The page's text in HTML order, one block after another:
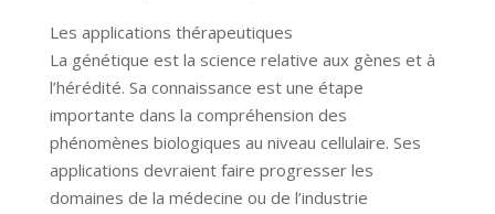
Les applications thérapeutiques
La génétique est la science relative aux gènes et à
l’hérédité. Sa connaissance est une étape
importante dans la compréhension des
phénomènes biologiques au niveau cellulaire. Ses
applications devraient faire progresser les
domaines de la médecine ou de l’industrie